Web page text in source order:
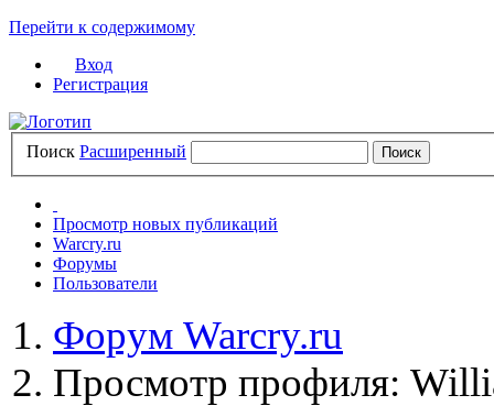
Перейти к содержимому
Вход
Регистрация
Поиск Расширенный
Просмотр новых публикаций
Warcry.ru
Форумы
Пользователи
Форум Warcry.ru
Просмотр профиля: